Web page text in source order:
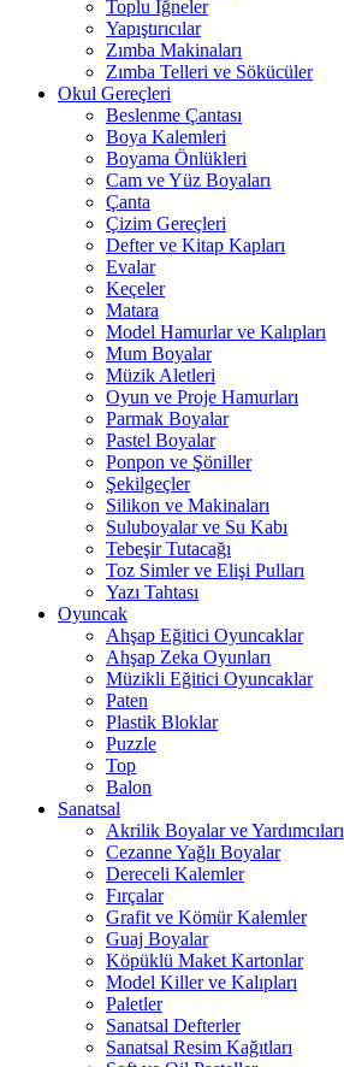
Toplu İğneler
Yapıştırıcılar
Zımba Makinaları
Zımba Telleri ve Sökücüler
Okul Gereçleri
Beslenme Çantası
Boya Kalemleri
Boyama Önlükleri
Cam ve Yüz Boyaları
Çanta
Çizim Gereçleri
Defter ve Kitap Kapları
Evalar
Keçeler
Matara
Model Hamurlar ve Kalıpları
Mum Boyalar
Müzik Aletleri
Oyun ve Proje Hamurları
Parmak Boyalar
Pastel Boyalar
Ponpon ve Şöniller
Şekilgeçler
Silikon ve Makinaları
Suluboyalar ve Su Kabı
Tebeşir Tutacağı
Toz Simler ve Elişi Pulları
Yazı Tahtası
Oyuncak
Ahşap Eğitici Oyuncaklar
Ahşap Zeka Oyunları
Müzikli Eğitici Oyuncaklar
Paten
Plastik Bloklar
Puzzle
Top
Balon
Sanatsal
Akrilik Boyalar ve Yardımcıları
Cezanne Yağlı Boyalar
Dereceli Kalemler
Fırçalar
Grafit ve Kömür Kalemler
Guaj Boyalar
Köpüklü Maket Kartonlar
Model Killer ve Kalıpları
Paletler
Sanatsal Defterler
Sanatsal Resim Kağıtları